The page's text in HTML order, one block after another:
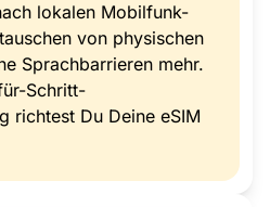
lokalen Mobilfunk-
von physischen
Sprachbarrieren mehr.
Schritt-
richtest Du Deine eSIM